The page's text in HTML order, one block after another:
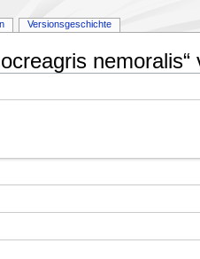
nemoralis“
Versionsgeschichte